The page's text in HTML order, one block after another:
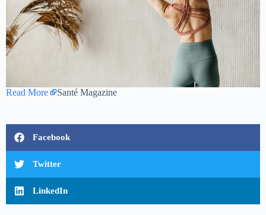
Read More Santé Magazine
Facebook
Twitter
LinkedIn